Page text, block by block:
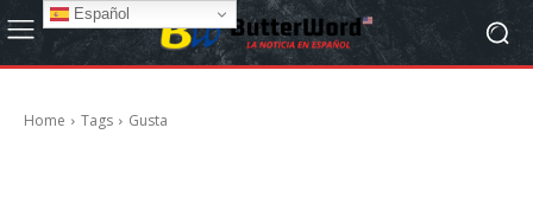
Home Tags Gusta
Español